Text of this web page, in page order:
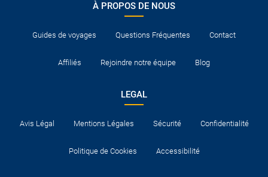
À PROPOS DE NOUS
Guides de voyages Questions Fréquentes Contact
Affiliés Rejoindre notre équipe Blog
LEGAL
Avis Légal Mentions Légales Sécurité Confidentialité
Politique de Cookies Accessibilité